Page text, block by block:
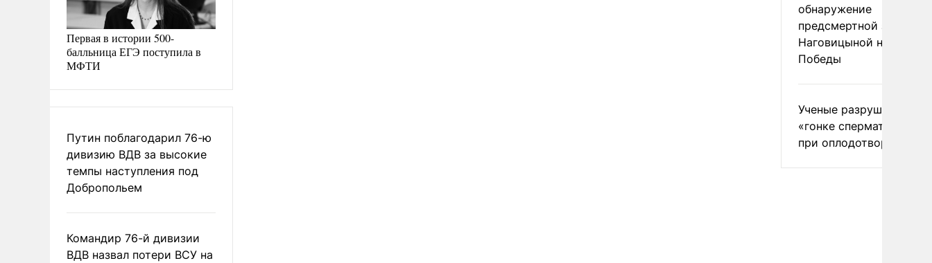
Первая в истории 500-
балльница ЕГЭ поступила в
МФТИ
Путин поблагодарил 76-ю
дивизию ВДВ за высокие
темпы наступления под
Добропольем
Командир 76-й дивизии
ВДВ назвал потери ВСУ на
обнаружение
предсмертной записки
Наговицыной на пике
Победы
Ученые разрушили миф
«гонке
при оплодотворении